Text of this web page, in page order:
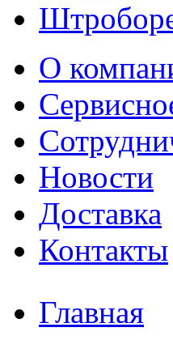
О
Новости
Доставка
Контакты
Главная